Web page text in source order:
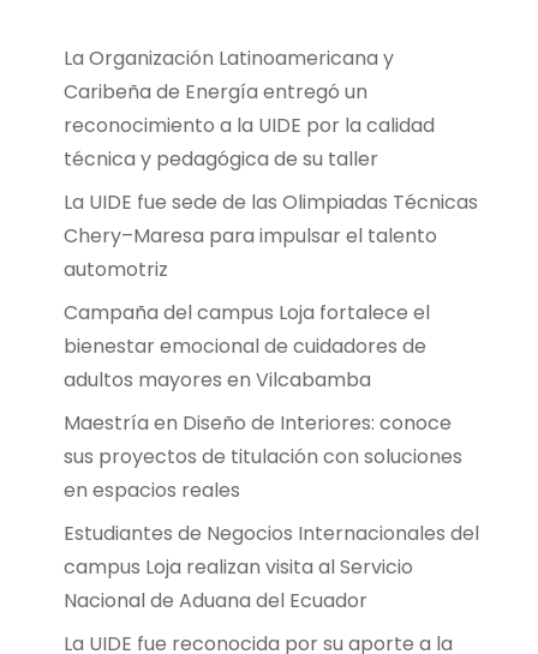
La Organización Latinoamericana y
Caribeña de Energía entregó un
reconocimiento a la UIDE por la calidad
técnica y pedagógica de su taller
La UIDE fue sede de las Olimpiadas Técnicas
Chery–Maresa para impulsar el talento
automotriz
Campaña del campus Loja fortalece el
bienestar emocional de cuidadores de
adultos mayores en Vilcabamba
Maestría en Diseño de Interiores: conoce
sus proyectos de titulación con soluciones
en espacios reales
Estudiantes de Negocios Internacionales del
campus Loja realizan visita al Servicio
Nacional de Aduana del Ecuador
La UIDE fue reconocida por su aporte a la